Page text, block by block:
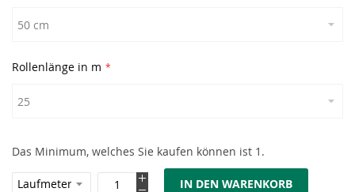
Rollenlänge in m
Das Minimum, welches Sie kaufen können ist 1.
IN DEN WARENKORB